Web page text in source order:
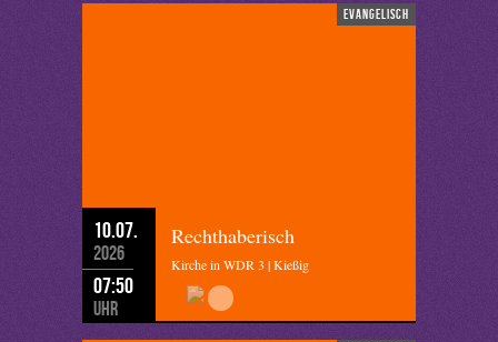
evangelisch
10.07.
2026
07:50
Uhr
Rechthaberisch
Kirche in WDR 3 | Kießig